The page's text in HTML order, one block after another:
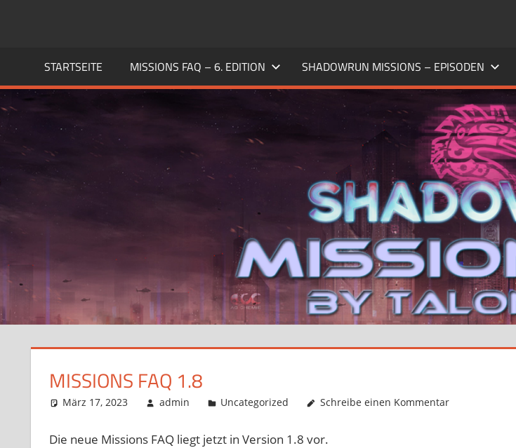
MISSIONS
DE
des
Deutschen
STARTSEITE MISSIONS FAQ – 6. EDITION SHADOWRUN MISSIONS – EPISODEN
MISSIONS FAQ 1.8
März 17, 2023 admin Uncategorized Schreibe einen Kommentar
Die neue Missions FAQ liegt jetzt in Version 1.8 vor.